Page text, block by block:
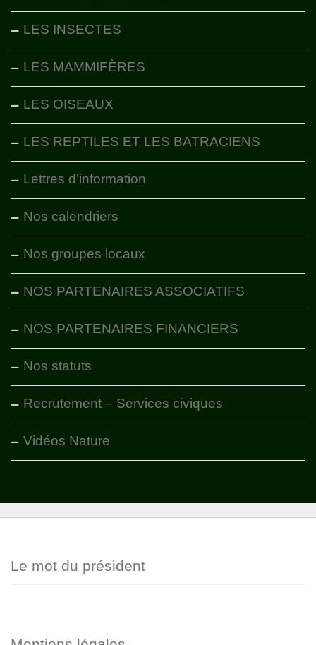
LES INSECTES
LES MAMMIFÈRES
LES OISEAUX
LES REPTILES ET LES BATRACIENS
Lettres d’information
Nos calendriers
Nos groupes locaux
NOS PARTENAIRES ASSOCIATIFS
NOS PARTENAIRES FINANCIERS
Nos statuts
Recrutement – Services civiques
Vidéos Nature
Le mot du président